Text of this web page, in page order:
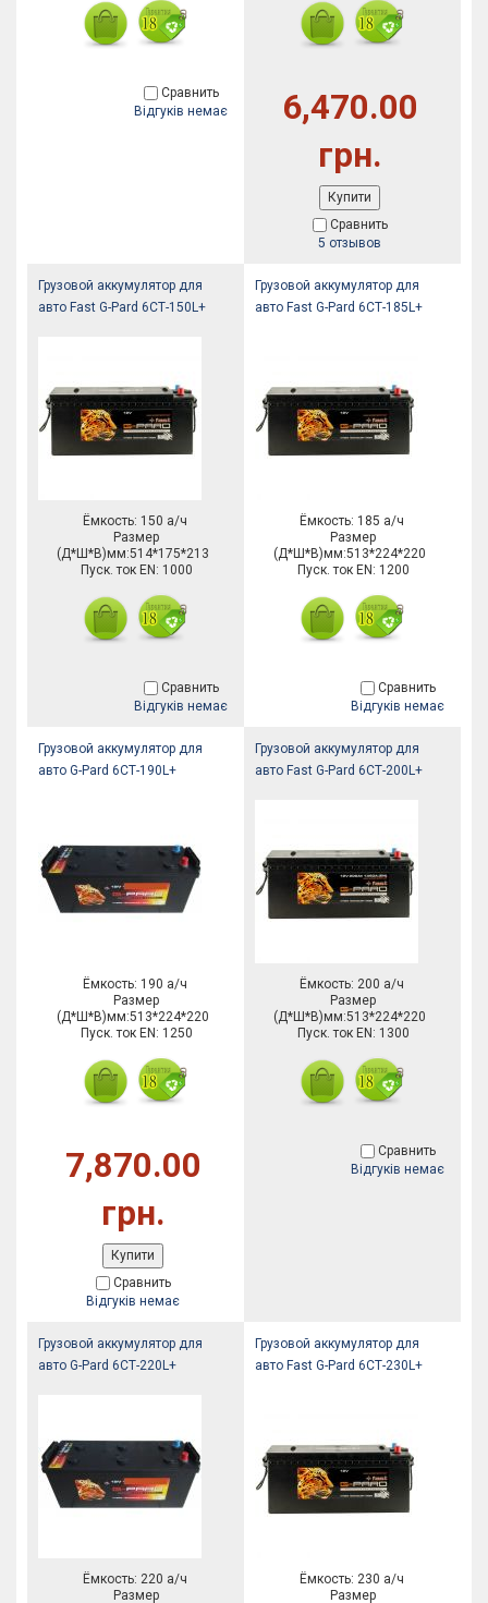
Сравнить
Відгуків немає
6,470.00
грн.
Купити
Сравнить
5 отзывов
Грузовой аккумулятор для
авто Fast G-Pard 6СТ-150L+
Ёмкость: 150 а/ч
Размер
(Д*Ш*В)мм:514*175*213
Пуск. ток EN: 1000
Сравнить
Відгуків немає
Грузовой аккумулятор для
авто Fast G-Pard 6СТ-185L+
Ёмкость: 185 а/ч
Размер
(Д*Ш*В)мм:513*224*220
Пуск. ток EN: 1200
Сравнить
Відгуків немає
Грузовой аккумулятор для
авто G-Pard 6СТ-190L+
Ёмкость: 190 а/ч
Размер
(Д*Ш*В)мм:513*224*220
Пуск. ток EN: 1250
7,870.00
грн.
Купити
Сравнить
Відгуків немає
Грузовой аккумулятор для
авто Fast G-Pard 6СТ-200L+
Ёмкость: 200 а/ч
Размер
(Д*Ш*В)мм:513*224*220
Пуск. ток EN: 1300
Сравнить
Відгуків немає
Грузовой аккумулятор для
авто G-Pard 6СТ-220L+
Ёмкость: 220 а/ч
Размер
Грузовой аккумулятор для
авто Fast G-Pard 6СТ-230L+
Ёмкость: 230 а/ч
Размер